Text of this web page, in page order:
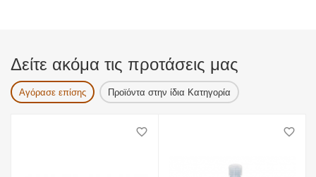
Δείτε ακόμα τις προτάσεις μας
Αγόρασε επίσης Προϊόντα στην ίδια Κατηγορία